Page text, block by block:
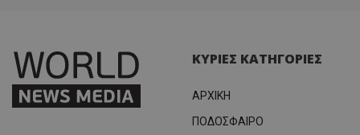
ΚΥΡΙΕΣ ΚΑΤΗΓΟΡΙΕΣ
ΑΡΧΙΚΗ
ΠΟΔΟΣΦΑΙΡΟ